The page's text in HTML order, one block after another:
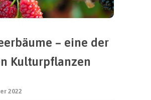
– eine der
Kulturpflanzen
2022